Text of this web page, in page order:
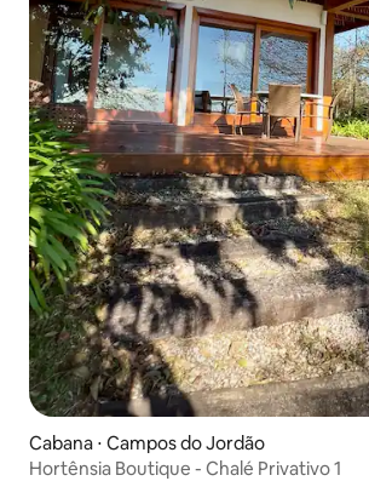
Cabana ⋅ Campos do Jordão
Hortênsia Boutique - Chalé Privativo 1